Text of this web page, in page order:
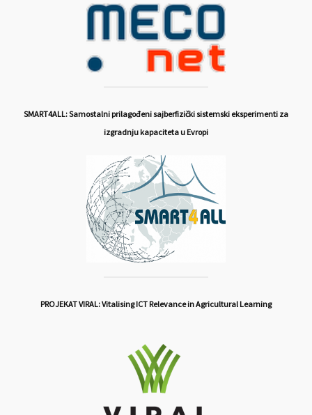
SMART4ALL: Samostalni prilagođeni sajberfizički sistemski eksperimenti za
izgradnju kapaciteta u Evropi
PROJEKAT VIRAL: Vitalising ICT Relevance in Agricultural Learning